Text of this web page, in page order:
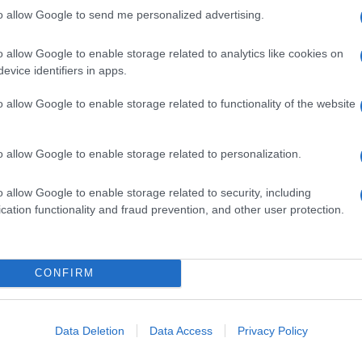
allow Google to send me personalized advertising.
allow Google to enable storage related to analytics like cookies on
identifiers in apps.
allow Google to enable storage related to functionality of the website
allow Google to enable storage related to personalization.
allow Google to enable storage related to security, including
functionality and fraud prevention, and other user protection.
CONFIRM
Data Deletion Data Access Privacy Policy
παραγωγή 7 εκατ. οχημάτων
Ελαφρών Επαγγελματικών Οχημάτων στην Ευρώπη (LCV),
την παραγωγή 7 εκατ. οχημάτων. Μετά από τα 40
Ducato: 40 χρόνια καινοτομίας
όχημα, Fiat Professional Ducato, που
1981, γιορτάζει 40 χρόνια καινοτομίας. Το 1981, το Ducato
αρχιτεκτονική των ελαφρών...